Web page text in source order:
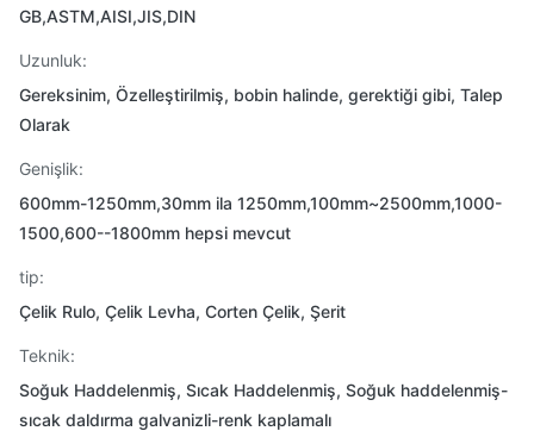
GB,ASTM,AISI,JIS,DIN
Uzunluk:
Gereksinim, Özelleştirilmiş, bobin halinde, gerektiği gibi, Talep
Olarak
Genişlik:
600mm-1250mm,30mm ila 1250mm,100mm~2500mm,1000-
1500,600--1800mm hepsi mevcut
tip:
Çelik Rulo, Çelik Levha, Corten Çelik, Şerit
Teknik:
Soğuk Haddelenmiş, Sıcak Haddelenmiş, Soğuk haddelenmiş-
sıcak daldırma galvanizli-renk kaplamalı